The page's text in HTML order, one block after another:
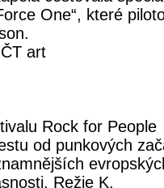
One“, které
art
Rock for People
od punkových
Režie K.